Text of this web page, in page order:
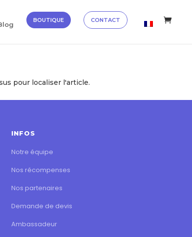
BOUTIQUE CONTACT
pour localiser l'article.
INFOS
Notre équipe
Nos récompenses
Nos partenaires
Demande de devis
Ambassadeur